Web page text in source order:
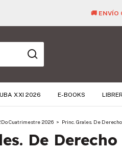
🚚 ENVÍO
UBA XXI 2026 E-BOOKS
Cuatrimestre 2026 > Princ. Grales. De
De